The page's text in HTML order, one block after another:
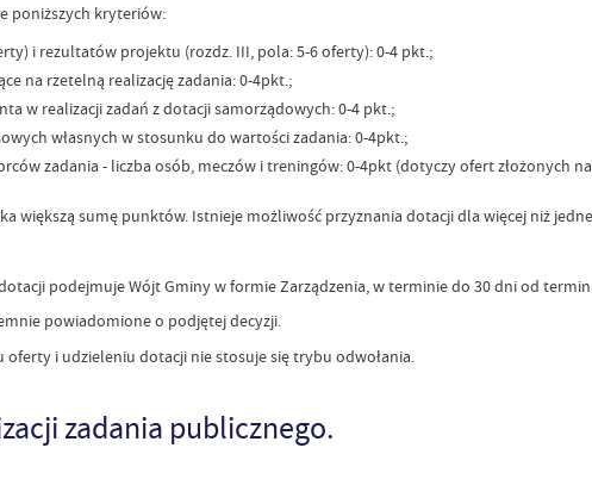
poniższych kryteriów:
i rezultatów projektu (rozdz. III, pola: 5-6 oferty): 0-4 pkt.;
na rzetelną realizację zadania: 0-4pkt.;
w realizacji zadań z dotacji samorządowych: 0-4 pkt.;
własnych w stosunku do wartości zadania: 0-4pkt.;
zadania - liczba osób, meczów i treningów: 0-4pkt (dotyczy ofert
sumę punktów. Istnieje możliwość przyznania dotacji dla więcej niż
podejmuje Wójt Gminy w formie Zarządzenia, w terminie do 30 dni od
powiadomione o podjętej decyzji.
i udzieleniu dotacji nie stosuje się trybu odwołania.
zadania publicznego.